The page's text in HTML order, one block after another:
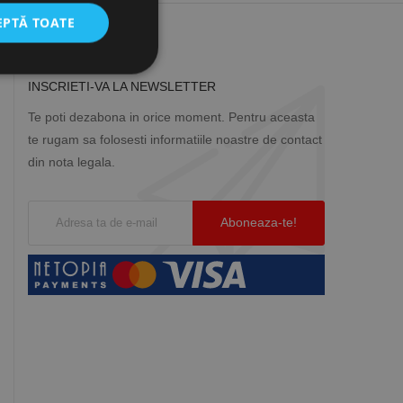
INSCRIETI-VA LA NEWSLETTER
Te poti dezabona in orice moment. Pentru aceasta
te rugam sa folosesti informatiile noastre de contact
din nota legala.
TOATE
și gestionarea
pentru a aminti
este un
variabilelor de
generat
ului, dar un bun